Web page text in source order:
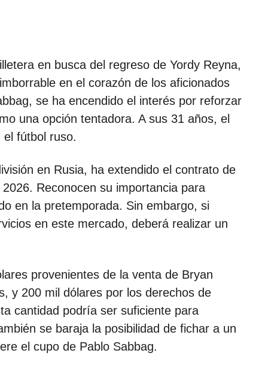
en busca del regreso de Yordy Reyna,
en el corazón de los aficionados
se ha encendido el interés por reforzar
una opción tentadora. A sus 31 años, el
fútbol ruso.
en Rusia, ha extendido el contrato de
Reconocen su importancia para
en la pretemporada. Sin embargo, si
en este mercado, deberá realizar un
provenientes de la venta de Bryan
y 200 mil dólares por los derechos de
cantidad podría ser suficiente para
se baraja la posibilidad de fichar a un
el cupo de Pablo Sabbag.